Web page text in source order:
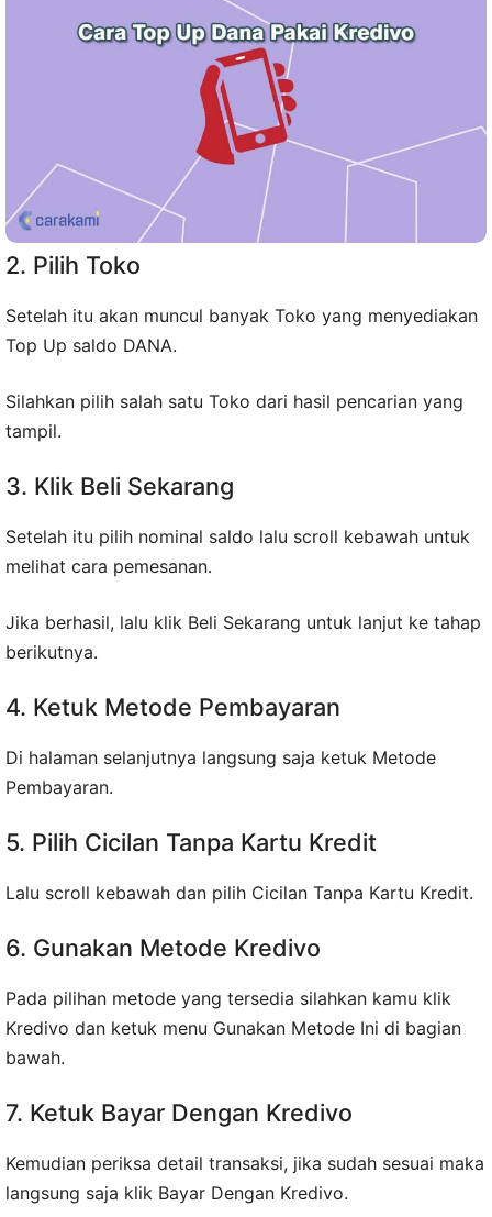
2. Pilih Toko
Setelah itu akan muncul banyak Toko yang menyediakan
Top Up saldo DANA.
Silahkan pilih salah satu Toko dari hasil pencarian yang
tampil.
3. Klik Beli Sekarang
Setelah itu pilih nominal saldo lalu scroll kebawah untuk
melihat cara pemesanan.
Jika berhasil, lalu klik Beli Sekarang untuk lanjut ke tahap
berikutnya.
4. Ketuk Metode Pembayaran
Di halaman selanjutnya langsung saja ketuk Metode
Pembayaran.
5. Pilih Cicilan Tanpa Kartu Kredit
Lalu scroll kebawah dan pilih Cicilan Tanpa Kartu Kredit.
6. Gunakan Metode Kredivo
Pada pilihan metode yang tersedia silahkan kamu klik
Kredivo dan ketuk menu Gunakan Metode Ini di bagian
bawah.
7. Ketuk Bayar Dengan Kredivo
Kemudian periksa detail transaksi, jika sudah sesuai maka
langsung saja klik Bayar Dengan Kredivo.